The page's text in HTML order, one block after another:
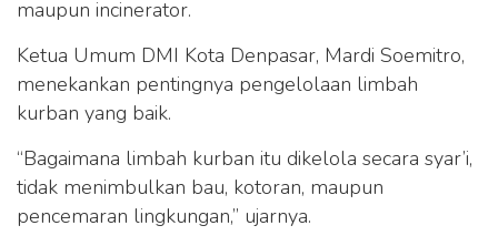
maupun incinerator.
Ketua Umum DMI Kota Denpasar, Mardi Soemitro,
menekankan pentingnya pengelolaan limbah
kurban yang baik.
“Bagaimana limbah kurban itu dikelola secara syar’i,
tidak menimbulkan bau, kotoran, maupun
pencemaran lingkungan,” ujarnya.